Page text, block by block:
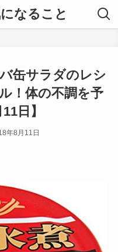
なること
缶サラダのレシ
！体の不調を予
日】
年8月11日